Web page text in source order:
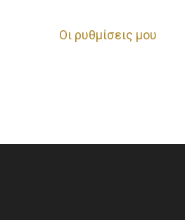
Οι ρυθμίσεις μου